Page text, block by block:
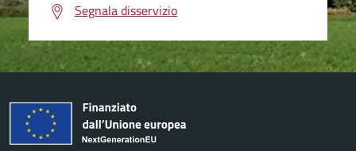
Segnala disservizio